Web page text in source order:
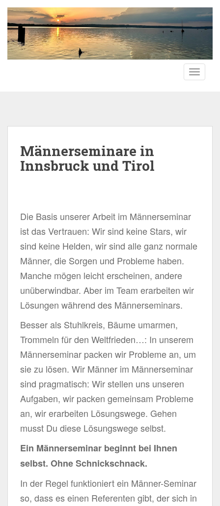
Männerseminare in
Innsbruck und Tirol
Die Basis unserer Arbeit im Männerseminar
ist das Vertrauen: Wir sind keine Stars, wir
sind keine Helden, wir sind alle ganz normale
Männer, die Sorgen und Probleme haben.
Manche mögen leicht erscheinen, andere
unüberwindbar. Aber im Team erarbeiten wir
Lösungen während des Männerseminars.
Besser als Stuhlkreis, Bäume umarmen,
Trommeln für den Weltfrieden…: In unserem
Männerseminar packen wir Probleme an, um
sie zu lösen. Wir Männer im Männerseminar
sind pragmatisch: Wir stellen uns unseren
Aufgaben, wir packen gemeinsam Probleme
an, wir erarbeiten Lösungswege. Gehen
musst Du diese Lösungswege selbst.
Ein Männerseminar beginnt bei Ihnen
selbst. Ohne Schnickschnack.
In der Regel funktioniert ein Männer-Seminar
so, dass es einen Referenten gibt, der sich in